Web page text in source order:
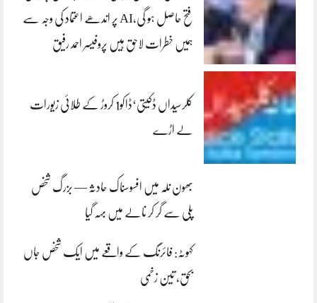
فتح حاصل ہو گی،AI پر اندھے اعتماد کی وجہ سے
ہمیں خطرات لاحق ہیں پروفیسر احمد رفیق
کلرسیداں ڈکیتی‘ڈاکو1 کروڑ کے طلائی زیورات
لے اڑے
بھون نلہ میں افسوسناک حادثہ — بزرگ شخص
پلی سے گر کر نالے میں بہہ گیا
کہوٹہ: فائرنگ کے واقعے میں ایک شخص جاں
بحق، تین زخمی